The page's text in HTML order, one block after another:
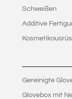
Schweißen
Additive
Gereinigte
Glovebox mit